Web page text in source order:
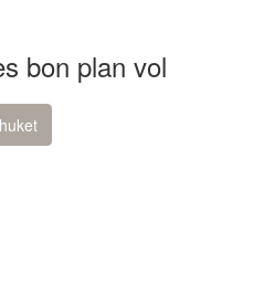
bon plan vol